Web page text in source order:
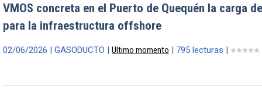
VMOS concreta en el Puerto de Quequén la carga
para la infraestructura offshore
02/06/2026 | GASODUCTO | Ultimo momento | 795 lecturas |